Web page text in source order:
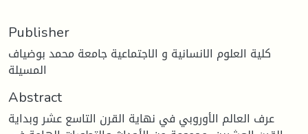
Publisher
كلية العلوم الانسانية و الاجتماعية جامعة محمد بوضياف
المسيلة
Abstract
عرف العالم الأوروبي في نهاية القرن التاسع عشر وبداية